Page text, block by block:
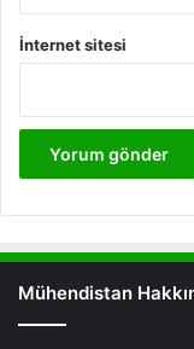
İnternet sitesi
Mühendistan